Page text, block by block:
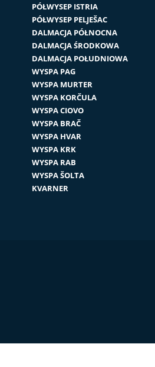
PÓŁWYSEP ISTRIA
PÓŁWYSEP PELJEŠAC
DALMACJA PÓŁNOCNA
DALMACJA ŚRODKOWA
DALMACJA POŁUDNIOWA
WYSPA PAG
WYSPA MURTER
WYSPA KORČULA
WYSPA CIOVO
WYSPA BRAČ
WYSPA HVAR
WYSPA KRK
WYSPA RAB
WYSPA ŠOLTA
KVARNER